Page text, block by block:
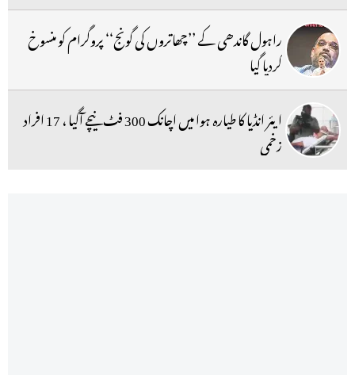
راہول گاندھی کے ’’چھاتروں کی گونج‘‘ پروگرام کو منسوخ
کردیا گیا
ایئر انڈیا کا طیارہ ہوا میں اچانک 300 فٹ نیچے آگیا ، 17 افراد
زخمی